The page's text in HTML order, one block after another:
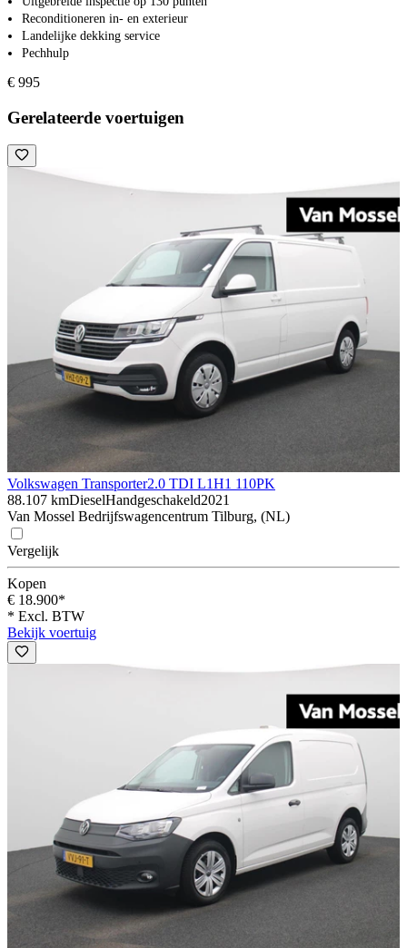
Reconditioneren in- en exterieur
Landelijke dekking service
Pechhulp
€ 995
Gerelateerde voertuigen
Volkswagen Transporter2.0 TDI L1H1 110PK
88.107 kmDieselHandgeschakeld2021
Van Mossel Bedrijfswagencentrum Tilburg, (NL)
Vergelijk
Kopen
€ 18.900*
* Excl. BTW
Bekijk voertuig